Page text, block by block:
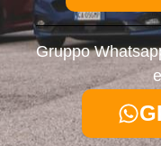
Gruppo